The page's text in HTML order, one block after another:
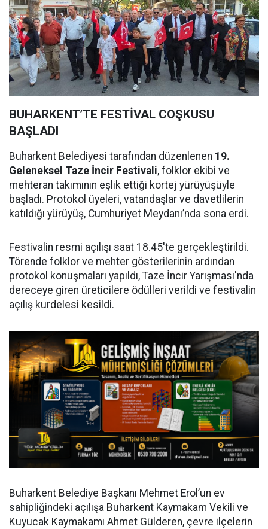
BUHARKENT’TE FESTİVAL COŞKUSU
BAŞLADI
Buharkent Belediyesi tarafından düzenlenen 19.
Geleneksel Taze İncir Festivali, folklor ekibi ve
mehteran takımının eşlik ettiği kortej yürüyüşüyle
başladı. Protokol üyeleri, vatandaşlar ve davetlilerin
katıldığı yürüyüş, Cumhuriyet Meydanı’nda sona erdi.
Festivalin resmi açılışı saat 18.45'te gerçekleştirildi.
Törende folklor ve mehter gösterilerinin ardından
protokol konuşmaları yapıldı, Taze İncir Yarışması'nda
dereceye giren üreticilere ödülleri verildi ve festivalin
açılış kurdelesi kesildi.
Buharkent Belediye Başkanı Mehmet Erol’un ev
sahipliğindeki açılışa Buharkent Kaymakam Vekili ve
Kuyucak Kaymakamı Ahmet Gülderen, çevre ilçelerin